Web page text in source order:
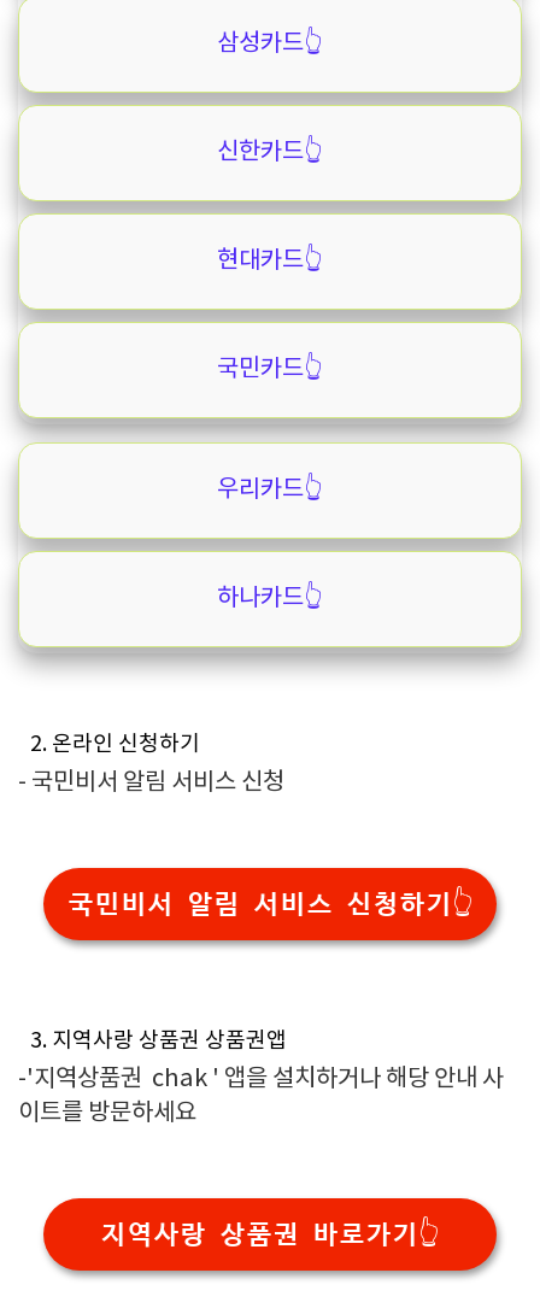
삼성카드👆️
신한카드👆️
현대카드👆️
국민카드👆️
우리카드👆️
하나카드👆️
2. 온라인 신청하기
- 국민비서 알림 서비스 신청
국민비서 알림 서비스 신청하기👆️
3. 지역사랑 상품권 상품권앱
-'지역상품권 chak ' 앱을 설치하거나 해당 안내 사
이트를 방문하세요
지역사랑 상품권 바로가기👆️